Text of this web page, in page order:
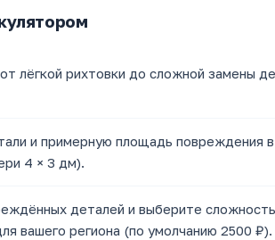
лёгкой рихтовки до сложной замены
и примерную площадь повреждения
4 × 3 дм).
деталей и выберите
вашего региона (по умолчанию 2500 ₽).